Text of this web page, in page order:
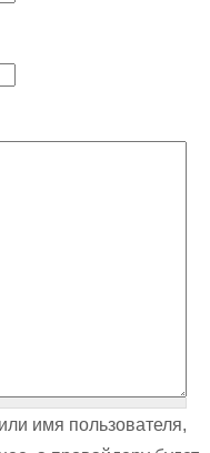
имя пользователя,